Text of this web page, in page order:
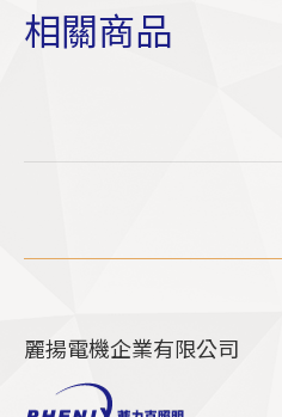
相關商品
麗揚電機企業有限公司